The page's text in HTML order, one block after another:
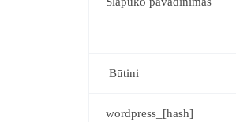
Būtini
wordpress_[hash]